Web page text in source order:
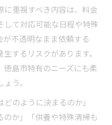
重視すべき内容は、料金
して対応可能な日程や特殊
不透明なまま依頼する
するリスクがあります。
徳島市特有のニーズにも柔
う。
のように決まるのか」
のか」「供養や特殊清掃も